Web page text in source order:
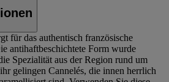
für das authentisch französische
antihaftbeschichtete Form wurde
Spezialität aus der Region rund um
gelingen Cannelés, die innen herrlich